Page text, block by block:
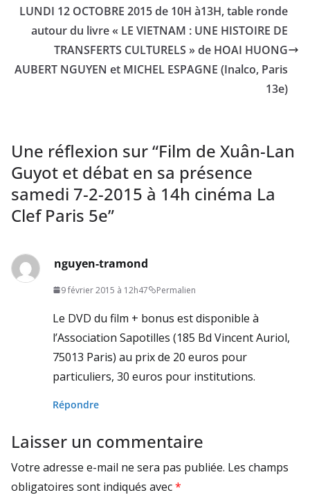
LUNDI 12 OCTOBRE 2015 de 10H à13H, table ronde
autour du livre « LE VIETNAM : UNE HISTOIRE DE
TRANSFERTS CULTURELS » de HOAI HUONG
AUBERT NGUYEN et MICHEL ESPAGNE (Inalco, Paris
13e)
Une réflexion sur “Film de Xuân-Lan
Guyot et débat en sa présence
samedi 7-2-2015 à 14h cinéma La
Clef Paris 5e”
nguyen-tramond
9 février 2015 à 12h47 Permalien
Le DVD du film + bonus est disponible à
l’Association Sapotilles (185 Bd Vincent Auriol,
75013 Paris) au prix de 20 euros pour
particuliers, 30 euros pour institutions.
Répondre
Laisser un commentaire
Votre adresse e-mail ne sera pas publiée. Les champs
obligatoires sont indiqués avec*